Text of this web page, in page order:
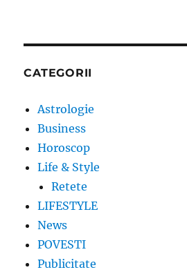
CATEGORII
Astrologie
Business
Horoscop
Life & Style
Retete
LIFESTYLE
News
POVESTI
Publicitate